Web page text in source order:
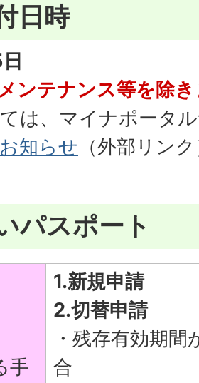
日時
ンテナンス等を除
は、マイナポータ
知らせ （外部リン
パスポート
手
1.新規申請
2.切替申請
・残存有効期
合